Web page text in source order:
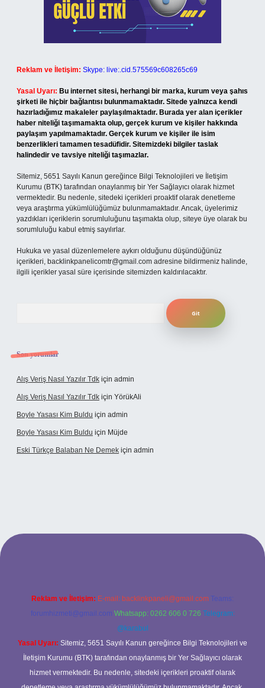
Reklam ve İletişim: Skype: live:.cid.575569c608265c69
Yasal Uyarı: Bu internet sitesi, herhangi bir marka, kurum veya şahıs
şirketi ile hiçbir bağlantısı bulunmamaktadır. Sitede yalnızca kendi
hazırladığımız makaleler paylaşılmaktadır. Burada yer alan içerikler
haber niteliği taşımamakta olup, gerçek kurum ve kişiler hakkında
paylaşım yapılmamaktadır. Gerçek kurum ve kişiler ile isim
benzerlikleri tamamen tesadüfidir. Sitemizdeki bilgiler taslak
halindedir ve tavsiye niteliği taşımazlar.
Sitemiz, 5651 Sayılı Kanun gereğince Bilgi Teknolojileri ve İletişim
Kurumu (BTK) tarafından onaylanmış bir Yer Sağlayıcı olarak hizmet
vermektedir. Bu nedenle, sitedeki içerikleri proaktif olarak denetleme
veya araştırma yükümlülüğümüz bulunmamaktadır. Ancak, üyelerimiz
yazdıkları içeriklerin sorumluluğunu taşımakta olup, siteye üye olarak bu
sorumluluğu kabul etmiş sayılırlar.
Hukuka ve yasal düzenlemelere aykırı olduğunu düşündüğünüz
içerikleri, backlinkpanelicomtr@gmail.com adresine bildirmeniz halinde,
ilgili içerikler yasal süre içerisinde sitemizden kaldırılacaktır.
Son yorumlar
Alış Veriş Nasıl Yazılır Tdk için admin
Alış Veriş Nasıl Yazılır Tdk için YörükAli
Boyle Yasası Kim Buldu için admin
Boyle Yasası Kim Buldu için Müjde
Eski Türkçe Balaban Ne Demek için admin
Reklam ve İletişim: E-mail: backlinkpaneli@gmail.com Teams:
forumhizmeti@gmail.com Whatsapp: 0262 606 0 726 Telegram:
@karabul
Yasal Uyarı: Sitemiz, 5651 Sayılı Kanun gereğince Bilgi Teknolojileri ve
İletişim Kurumu (BTK) tarafından onaylanmış bir Yer Sağlayıcı olarak
hizmet vermektedir. Bu nedenle, sitedeki içerikleri proaktif olarak